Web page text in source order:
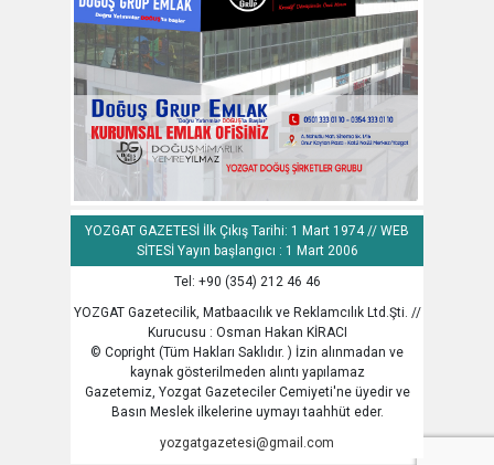
YOZGAT GAZETESİ İlk Çıkış Tarihi: 1 Mart 1974 // WEB
SİTESİ Yayın başlangıcı : 1 Mart 2006
Tel: +90 (354) 212 46 46
YOZGAT Gazetecilik, Matbaacılık ve Reklamcılık Ltd.Şti. //
Kurucusu : Osman Hakan KİRACI
© Copright (Tüm Hakları Saklıdır. ) İzin alınmadan ve
kaynak gösterilmeden alıntı yapılamaz
Gazetemiz, Yozgat Gazeteciler Cemiyeti'ne üyedir ve
Basın Meslek ilkelerine uymayı taahhüt eder.
yozgatgazetesi@gmail.com